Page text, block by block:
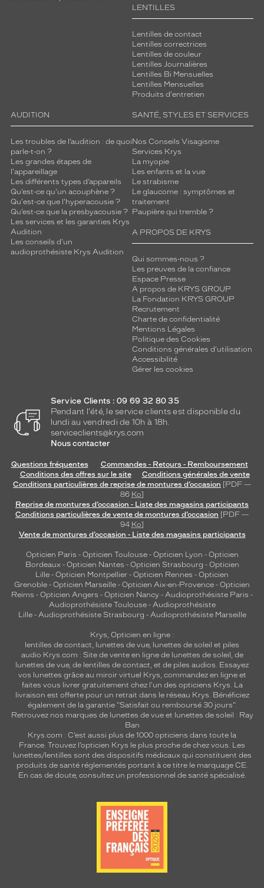
LENTILLES
Lentilles de contact
Lentilles correctrices
Lentilles de couleur
Lentilles Journalières
Lentilles Bi Mensuelles
Lentilles Mensuelles
Produits d'entretien
AUDITION
Les troubles de l’audition : de quoi
parle-t-on ?
Les grandes étapes de
l'appareillage
Les différents types d’appareils
Qu’est-ce qu'un acouphène ?
Qu'est-ce que l'hyperacousie ?
Qu’est-ce que la presbyacousie ?
Les services et les garanties Krys
Audition
Les conseils d'un
audioprothésiste Krys Audition
SANTÉ, STYLES ET SERVICES
Nos Conseils Visagisme
Services Krys
La myopie
Les enfants et la vue
Le strabisme
Le glaucome : symptômes et
traitement
Paupière qui tremble ?
A PROPOS DE KRYS
Qui sommes-nous ?
Les preuves de la confiance
Espace Presse
A propos de KRYS GROUP
La Fondation KRYS GROUP
Recrutement
Charte de confidentialité
Mentions Légales
Politique des Cookies
Conditions générales d'utilisation
Accessibilité
Gérer les cookies
Service Clients : 09 69 32 80 35
Pendant l'été, le service clients est disponible du
lundi au vendredi de 10h à 18h.
serviceclients@krys.com
Nous contacter
Questions fréquentes
Commandes - Retours - Remboursement
Conditions des offres sur le site
Conditions générales de vente
Conditions particulières de reprise de montures d’occasion [PDF —
86 Ko]
Reprise de montures d’occasion - Liste des magasins participants
Conditions particulières de vente de montures d’occasion [PDF —
94 Ko]
Vente de montures d’occasion - Liste des magasins participants
Opticien Paris - Opticien Toulouse- Opticien Lyon - Opticien
Bordeaux- Opticien Nantes - Opticien Strasbourg - Opticien
Lille - Opticien Montpellier - Opticien Rennes - Opticien
Grenoble - Opticien Marseille - Opticien Aix-en-Provence - Opticien
Reims - Opticien Angers - Opticien Nancy - Audioprothésiste Paris -
Audioprothésiste Toulouse- Audioprothésiste
Lille- Audioprothésiste Strasbourg - Audioprothésiste Marseille
Krys, Opticien en ligne :
lentilles de contact, lunettes de vue, lunettes de soleil et piles
audio Krys.com : Site de vente en ligne de lunettes de soleil, de
lunettes de vue, de lentilles de contact, et de piles audios. Essayez
vos lunettes grâce au miroir virtuel Krys, commandez en ligne et
faites vous livrer gratuitement chez l'un des opticiens Krys. La
livraison est offerte pour un retrait dans le réseau Krys. Bénéficiez
également de la garantie "Satisfait ou remboursé 30 jours".
Retrouvez nos marques de lunettes de vue et lunettes de soleil : Ray
Ban
Krys.com : C’est aussi plus de 1000 opticiens dans toute la
France. Trouvez l’opticien Krys le plus proche de chez vous. Les
lunettes/lentilles sont des dispositifs médicaux qui constituent des
produits de santé réglementés portant à ce titre le marquage CE.
En cas de doute, consultez un professionnel de santé spécialisé.